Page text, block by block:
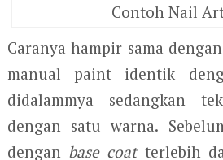
Contoh Nail
Caranya hampir sama
manual paint identik
didalammya sedangkan
dengan satu warna.
dengan base coat terlebih